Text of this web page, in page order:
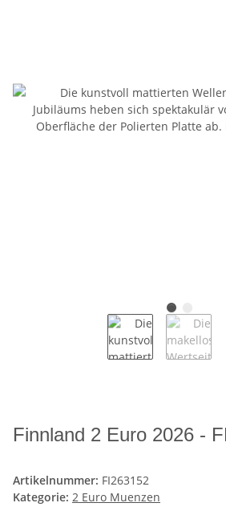
Finnland 2 Euro 2026 -
Artikelnummer: FI263152
Kategorie: 2 Euro Muenzen